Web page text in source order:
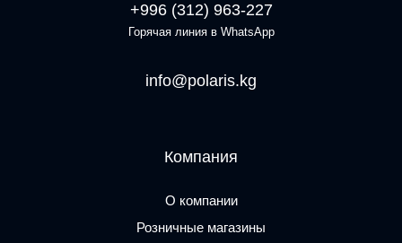
+996 (312) 963-227
Горячая линия в WhatsApp
info@polaris.kg
Компания
О компании
Розничные магазины